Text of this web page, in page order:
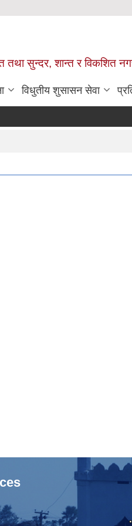
सुन्दर, शान्त र विकशित
विधुतीय शुसासन सेवा